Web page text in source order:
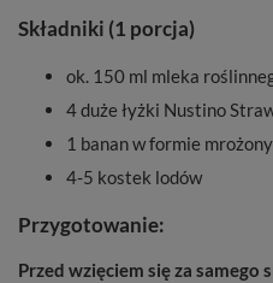
Składniki (1 porcja)
ok. 150 ml mleka
4 duże łyżki Nustino
1 banan w formie
4-5 kostek lodów
Przygotowanie:
Przed wzięciem się za samego